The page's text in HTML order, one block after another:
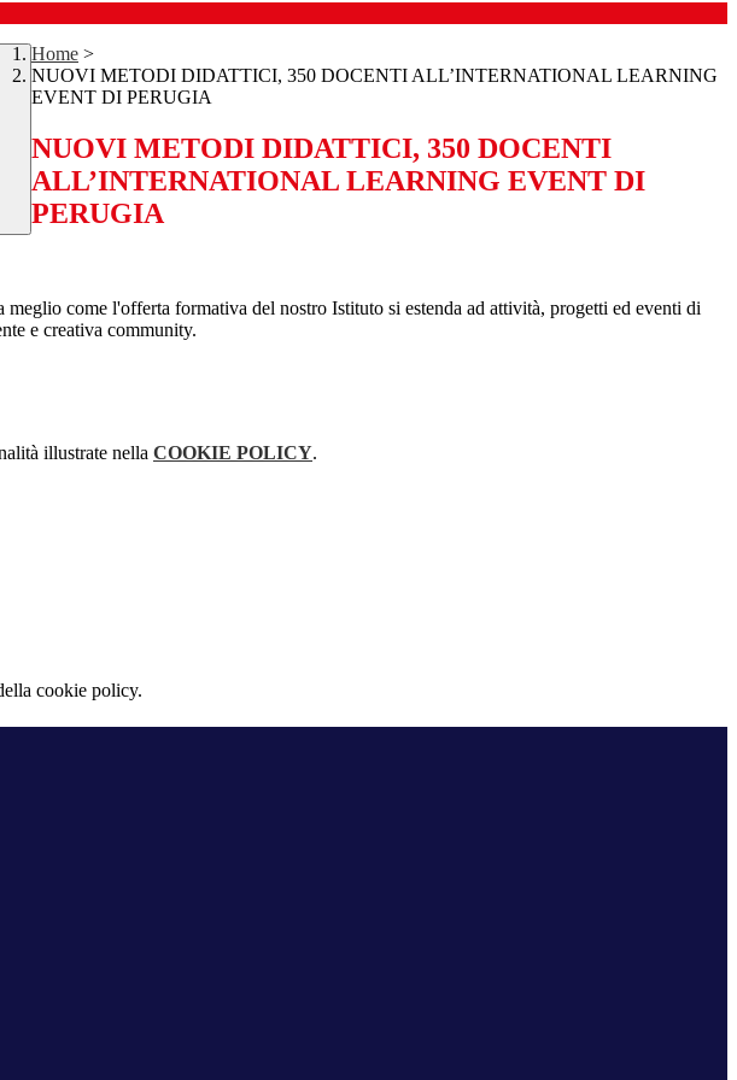
Home >
NUOVI METODI DIDATTICI, 350 DOCENTI ALL’INTERNATIONAL LEARNING
EVENT DI PERUGIA
NUOVI METODI DIDATTICI, 350 DOCENTI
ALL’INTERNATIONAL LEARNING EVENT DI
PERUGIA
come l'offerta formativa del nostro Istituto si estenda ad attività, progetti ed eventi di
e creativa community.
illustrate nella COOKIE POLICY.
cookie policy.